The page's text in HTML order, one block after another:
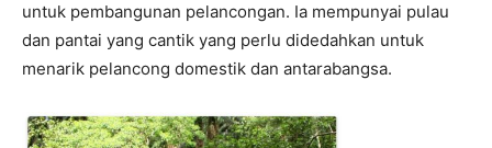
untuk pembangunan pelancongan. Ia mempunyai pulau
dan pantai yang cantik yang perlu didedahkan untuk
menarik pelancong domestik dan antarabangsa.